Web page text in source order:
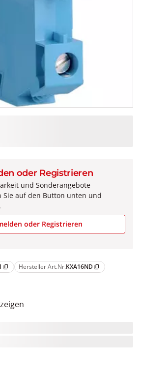
content_copy Hersteller Art.Nr.KXA16ND content_copy
oder Registrieren
und Sonderangebote
Sie auf den Button unten und
oder Registrieren